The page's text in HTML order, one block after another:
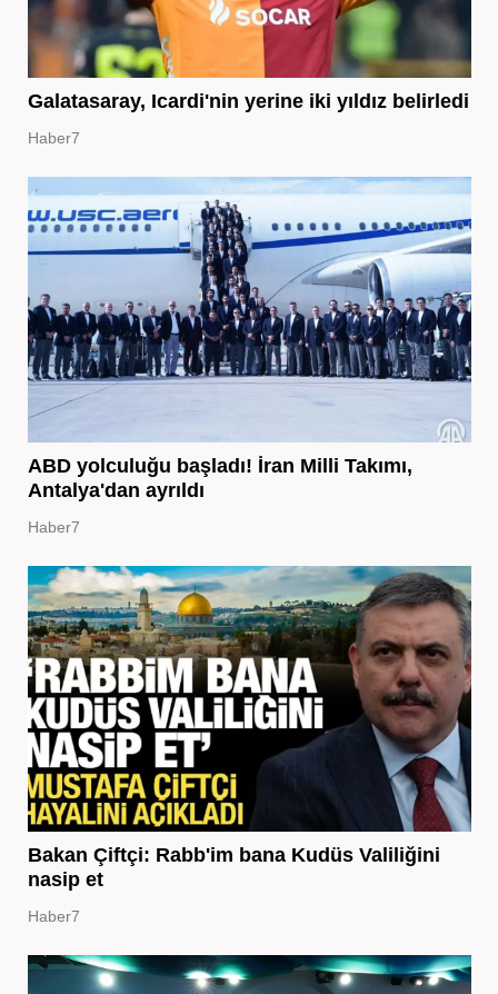
Galatasaray, Icardi'nin yerine iki yıldız belirledi
Haber7
ABD yolculuğu başladı! İran Milli Takımı,
Antalya'dan ayrıldı
Haber7
Bakan Çiftçi: Rabb'im bana Kudüs Valiliğini
nasip et
Haber7